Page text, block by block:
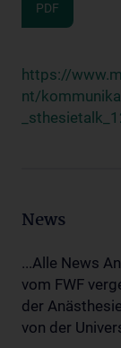
PDF
https://
nt/
News
...Alle News
vom FWF
der
von der